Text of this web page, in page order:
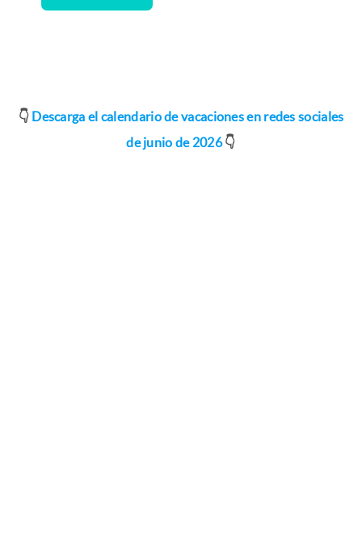
👇 Descarga el calendario de vacaciones en redes sociales
de junio de 2026👇